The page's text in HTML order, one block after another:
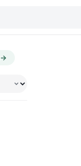
→